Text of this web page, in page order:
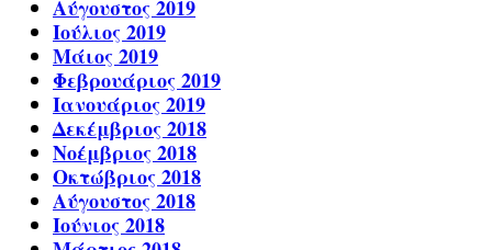
Αύγουστος 2019
Ιούλιος 2019
Μάιος 2019
Φεβρουάριος 2019
Ιανουάριος 2019
Δεκέμβριος 2018
Νοέμβριος 2018
Οκτώβριος 2018
Αύγουστος 2018
Ιούνιος 2018